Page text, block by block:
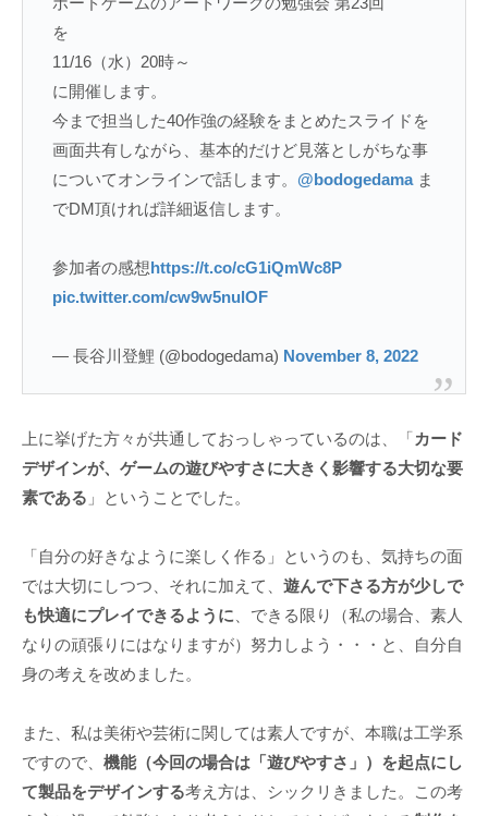
を
11/16（水）20時～
に開催します。
今まで担当した40作強の経験をまとめたスライドを
画面共有しながら、基本的だけど見落としがちな事
についてオンラインで話します。 @bodogedamaま
でDM頂ければ詳細返信します。
参加者の感想https://t.co/cG1iQmWc8P
pic.twitter.com/cw9w5nulOF
— 長谷川登鯉 (@bodogedama) November 8, 2022
上に挙げた方々が共通しておっしゃっているのは、「カード
デザインが、ゲームの遊びやすさに大きく影響する大切な要
素である 」ということでした。
「自分の好きなように楽しく作る」というのも、気持ちの面
では大切にしつつ、それに加えて、 遊んで下さる方が少しで
も快適にプレイできるように 、できる限り（私の場合、素人
なりの頑張りにはなりますが）努力しよう・・・と、自分自
身の考えを改めました。
また、私は美術や芸術に関しては素人ですが、本職は工学系
ですので、 機能（今回の場合は「遊びやすさ」）を起点にし
て製品をデザインする考え方は、シックリきました。この考